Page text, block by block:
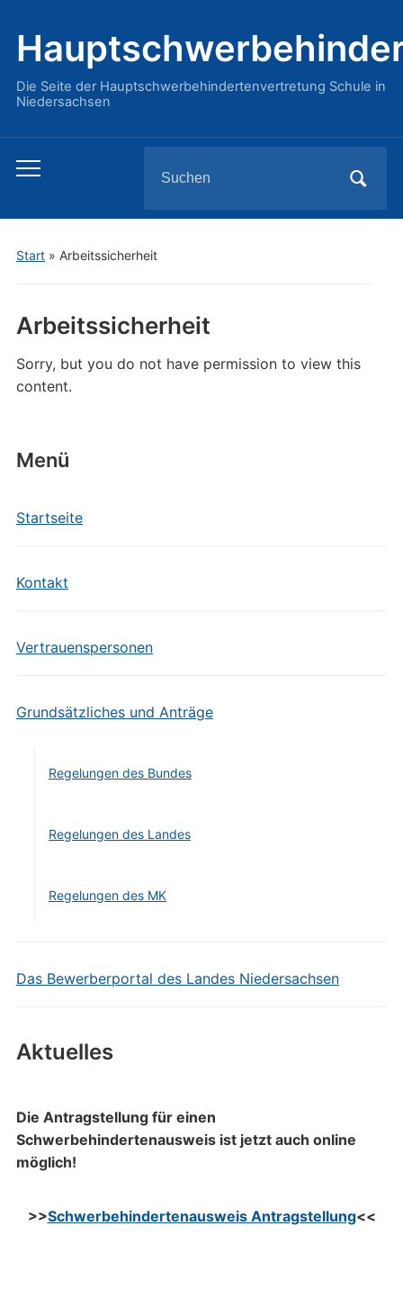
Die Seite der Hauptschwerbehindertenvertretung Schule in
Niedersachsen
Toggle
menu
for:
Start» Arbeitssicherheit
Menü
Startseite
Kontakt
Vertrauenspersonen
Grundsätzliches und Anträge
Regelungen des Bundes
Regelungen des Landes
Regelungen des MK
Das Bewerberportal des Landes Niedersachsen
Arbeitssicherheit
Sorry, but you do not have permission to view this
content.
Aktuelles
Die Antragstellung für einen
Schwerbehindertenausweis ist jetzt auch online
möglich!
>>Schwerbehindertenausweis Antragstellung<<